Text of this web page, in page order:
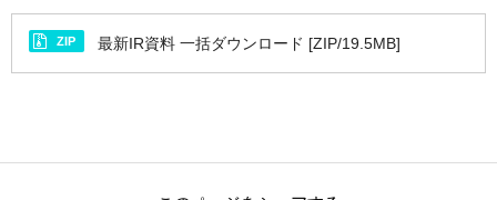
ZIP 最新IR資料 一括ダウンロード [ZIP/19.5MB]
第132回定時株主総会招集ご通知 [PDF/1.7MB]
第132回定時株主総会招集ご通知 その他の電子提供
措置事項(交付書面省略事項) [PDF/1.0MB]